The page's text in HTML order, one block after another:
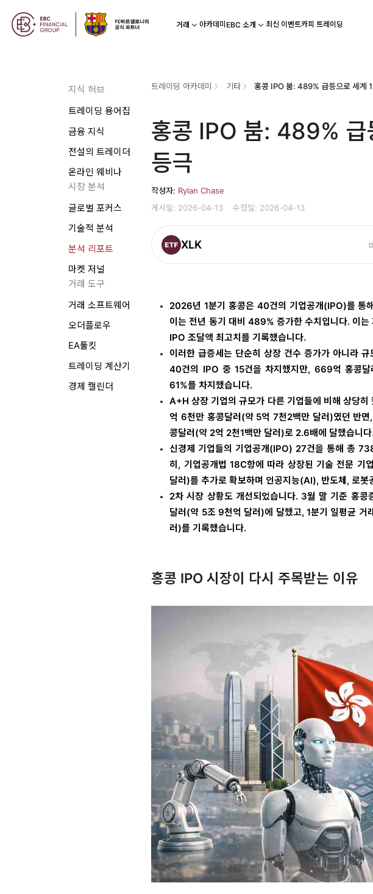
거래 아카데미 EBC 소개 최신 이벤트카피 트레이딩
지식 허브
트레이딩 용어집
금융 지식
전설의 트레이더
온라인 웨비나
시장 분석
글로벌 포커스
기술적 분석
분석 리포트
마켓 저널
거래 도구
거래 소프트웨어
오더플로우
EA툴킷
트레이딩 계산기
경제 캘린더
트레이딩 아카데미 기타 홍콩 IPO 붐: 489% 급등으로 세계
홍콩 IPO 붐: 489% 급
등극
작성자: Rylan Chase
게시일: 2026-04-13
수정일: 2026-04-13
XLK
2026년 1분기 홍콩은 40건의 기업공개(IPO)를 통
이는 전년 동기 대비 489% 증가한 수치입니다. 이는
IPO 조달액 최고치를 기록했습니다.
이러한 급증세는 단순히 상장 건수 증가가 아니라
40건의 IPO 중 15건을 차지했지만, 669억 홍콩
61%를 차지했습니다.
A+H 상장 기업의 규모가 다른 기업들에 비해 상당
억 6천만 홍콩달러(약 5억 7천2백만 달러)였던 반
콩달러(약 2억 2천1백만 달러)로 2.6배에 달했습니
신경제 기업들의 기업공개(IPO) 27건을 통해 총
히, 기업공개법 18C항에 따라 상장된 기술 전문 기
달러)를 추가로 확보하며 인공지능(AI), 반도체, 로
2차 시장 상황도 개선되었습니다. 3월 말 기준 홍
달러(약 5조 9천억 달러)에 달했고, 1분기 일평균
러)를 기록했습니다.
홍콩 IPO 시장이 다시 주목받는 이유